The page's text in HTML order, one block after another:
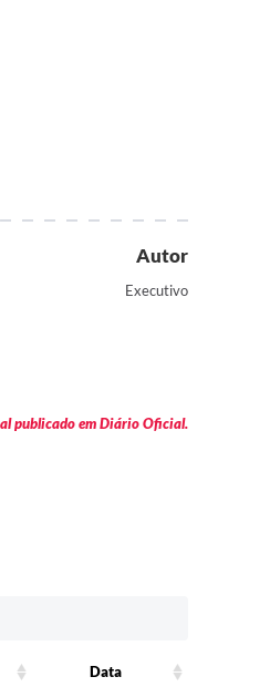
Autor
Executivo
publicado em Diário Oficial.
Data